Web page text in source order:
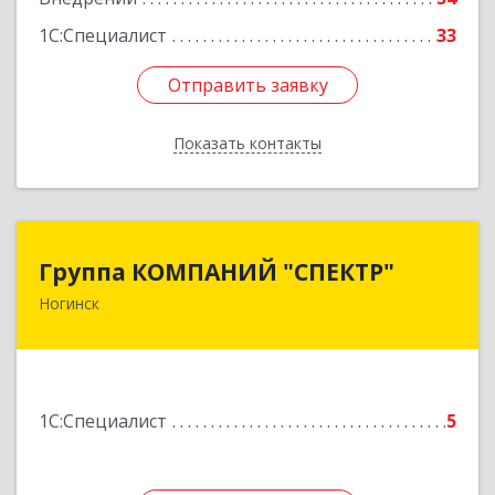
1С:Специалист
33
Отправить заявку
Показать контакты
Отправить заявку
Назад
Группа КОМПАНИЙ "СПЕКТР"
Ногинск
1С:Специалист 5
Группа КОМПАНИЙ "СПЕКТР"
142400, Московская обл, г.о.Богородский,